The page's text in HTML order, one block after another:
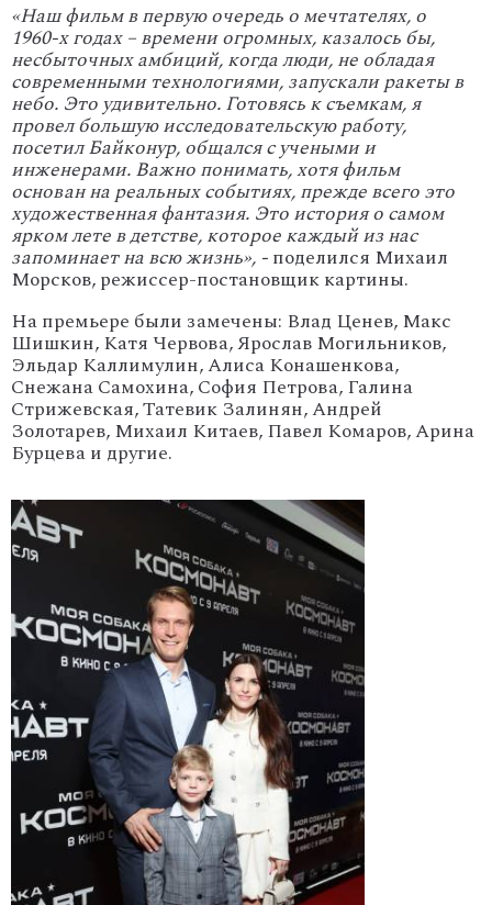
«Наш фильм в первую очередь о мечтателях, о
1960-х годах – времени огромных, казалось бы,
несбыточных амбиций, когда люди, не обладая
современными технологиями, запускали ракеты в
небо. Это удивительно. Готовясь к съемкам, я
провел большую исследовательскую работу,
посетил Байконур, общался с учеными и
инженерами. Важно понимать, хотя фильм
основан на реальных событиях, прежде всего это
художественная фантазия. Это история о самом
ярком лете в детстве, которое каждый из нас
запоминает на всю жизнь», -поделился Михаил
Морсков, режиссер-постановщик картины.
На премьере были замечены: Влад Ценев, Макс
Шишкин, Катя Червова, Ярослав Могильников,
Эльдар Каллимулин, Алиса Конашенкова,
Снежана Самохина, София Петрова, Галина
Стрижевская, Татевик Залинян, Андрей
Золотарев, Михаил Китаев, Павел Комаров, Арина
Бурцева и другие.
'